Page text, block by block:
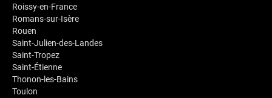
Roissy-en-France
Romans-sur-Isère
Rouen
Saint-Julien-des-Landes
Saint-Tropez
Saint-Étienne
Thonon-les-Bains
Toulon